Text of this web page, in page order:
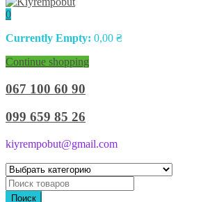
0
Currently Empty: 0,00 ₴
Continue shopping
067 100 60 90
099 659 85 26
kiyrempobut@gmail.com
Поиск